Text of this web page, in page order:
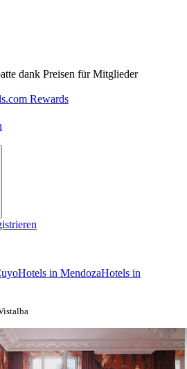
dank Preisen für Mitglieder
Rewards
Hotels in MendozaHotels in